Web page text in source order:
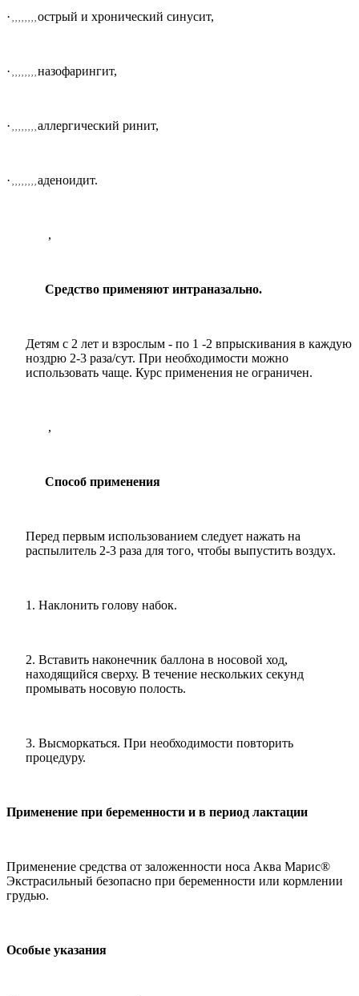
· острый и хронический синусит,
· назофарингит,
· аллергический ринит,
· аденоидит.
,
Средство применяют интраназально.
Детям с 2 лет и взрослым - по 1 -2 впрыскивания в каждую
ноздрю 2-3 раза/сут. При необходимости можно
использовать чаще. Курс применения не ограничен.
,
Способ применения
Перед первым использованием следует нажать на
распылитель 2-3 раза для того, чтобы выпустить воздух.
1. Наклонить голову набок.
2. Вставить наконечник баллона в носовой ход,
находящийся сверху. В течение нескольких секунд
промывать носовую полость.
3. Высморкаться. При необходимости повторить
процедуру.
Применение при беременности и в период лактации
Применение средства от заложенности носа Аква Марис®
Экстрасильный безопасно при беременности или кормлении
грудью.
Особые указания